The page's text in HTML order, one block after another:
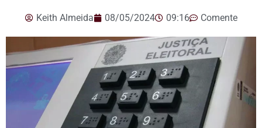
Keith Almeida 08/05/2024 09:16 Comente